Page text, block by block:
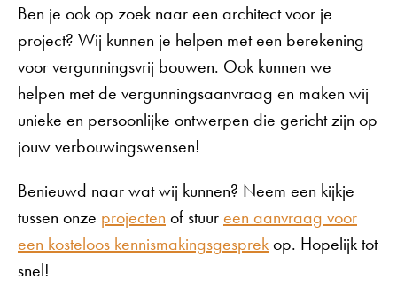
Ben je ook op zoek naar een architect voor je
project? Wij kunnen je helpen met een berekening
voor vergunningsvrij bouwen. Ook kunnen we
helpen met de vergunningsaanvraag en maken wij
unieke en persoonlijke ontwerpen die gericht zijn op
jouw verbouwingswensen!
Benieuwd naar wat wij kunnen? Neem een kijkje
tussen onze projecten of stuureen aanvraag voor
een kosteloos kennismakingsgesprekop. Hopelijk tot
snel!